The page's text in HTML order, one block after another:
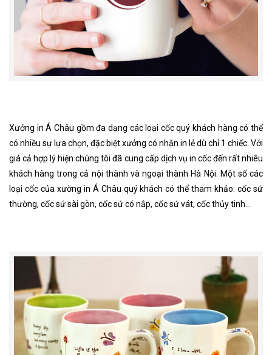
Xưởng in Á Châu gồm đa dạng các loại cốc quý khách hàng có thể
có nhiều sự lựa chọn, đặc biệt xưởng có nhận in lẻ dù chỉ 1 chiếc. Với
giá cả hợp lý hiện chúng tôi đã cung cấp dịch vụ in cốc đến rất nhiêu
khách hàng trong cả nội thành và ngoại thành Hà Nội. Một số các
loại cốc của xường in Á Châu quý khách có thể tham khảo: cốc sứ
thường, cốc sứ sài gòn, cốc sứ có nắp, cốc sứ vát, cốc thủy tinh…